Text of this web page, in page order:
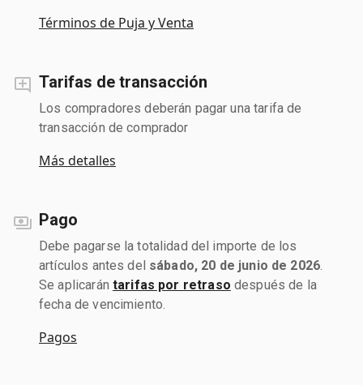
Términos de Puja y Venta
Tarifas de transacción
Los compradores deberán pagar una tarifa de
transacción de comprador
Más detalles
Pago
Debe pagarse la totalidad del importe de los
artículos antes del sábado, 20 de junio de 2026
Se aplicarán tarifas por retraso después de la
fecha de vencimiento.
Pagos